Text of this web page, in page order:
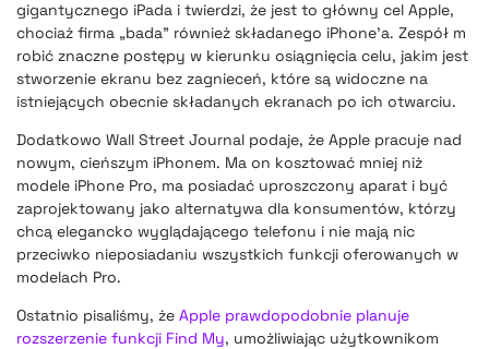
gigantycznego iPada i twierdzi, że jest to główny cel Apple,
chociaż firma „bada” również składanego iPhone’a. Zespół m
robić znaczne postępy w kierunku osiągnięcia celu, jakim jest
stworzenie ekranu bez zagnieceń, które są widoczne na
istniejących obecnie składanych ekranach po ich otwarciu.
Dodatkowo Wall Street Journal podaje, że Apple pracuje nad
nowym, cieńszym iPhonem. Ma on kosztować mniej niż
modele iPhone Pro, ma posiadać uproszczony aparat i być
zaprojektowany jako alternatywa dla konsumentów, którzy
chcą elegancko wyglądającego telefonu i nie mają nic
przeciwko nieposiadaniu wszystkich funkcji oferowanych w
modelach Pro.
Ostatnio pisaliśmy, że Apple prawdopodobnie planuje
rozszerzenie funkcji Find My, umożliwiając użytkownikom